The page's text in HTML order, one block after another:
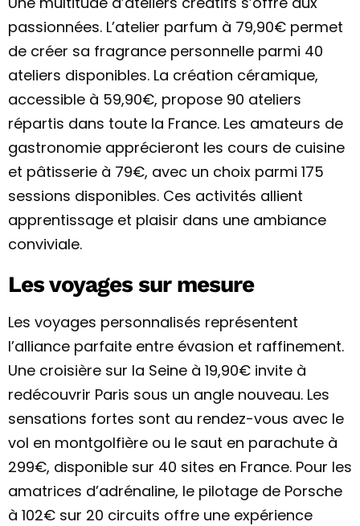
passionnées. L’atelier parfum à 79,90€ permet
de créer sa fragrance personnelle parmi 40
ateliers disponibles. La création céramique,
accessible à 59,90€, propose 90 ateliers
répartis dans toute la France. Les amateurs de
gastronomie apprécieront les cours de cuisine
et pâtisserie à 79€, avec un choix parmi 175
sessions disponibles. Ces activités allient
apprentissage et plaisir dans une ambiance
conviviale.
Les voyages sur mesure
Les voyages personnalisés représentent
l’alliance parfaite entre évasion et raffinement.
Une croisière sur la Seine à 19,90€ invite à
redécouvrir Paris sous un angle nouveau. Les
sensations fortes sont au rendez-vous avec le
vol en montgolfière ou le saut en parachute à
299€, disponible sur 40 sites en France. Pour les
amatrices d’adrénaline, le pilotage de Porsche
à 102€ sur 20 circuits offre une expérience